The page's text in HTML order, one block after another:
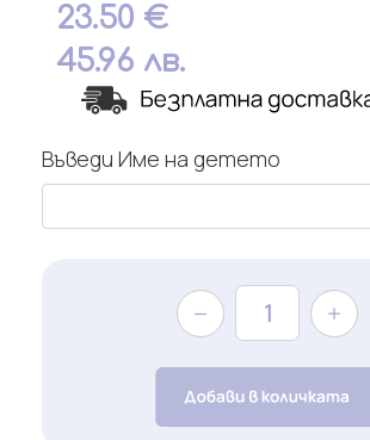
23.50 €
45.96 лв.
Въведи Име на детето